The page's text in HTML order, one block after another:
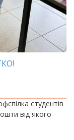
студентів
від якого